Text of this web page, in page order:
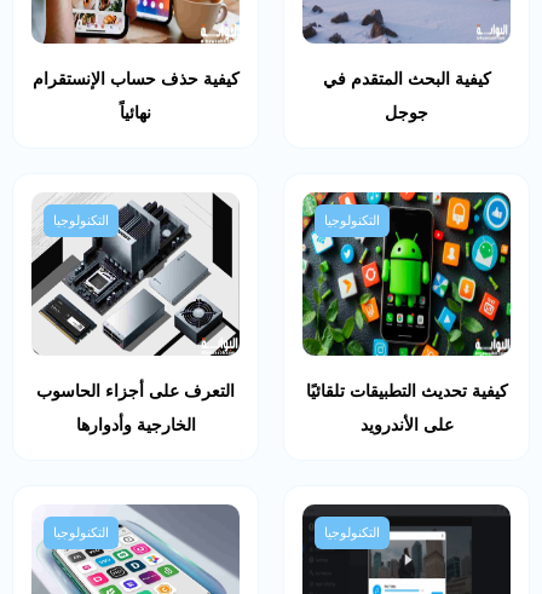
كيفية البحث المتقدم في
جوجل
كيفية حذف حساب الإنستقرام
نهائياً
التكنولوجيا
كيفية تحديث التطبيقات تلقائيًا
على الأندرويد
التكنولوجيا
التعرف على أجزاء الحاسوب
الخارجية وأدوارها
التكنولوجيا التكنولوجيا